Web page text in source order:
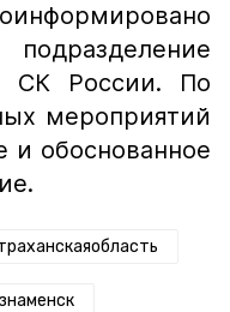
СК России. По
мероприятий
и обоснованное
знаменск